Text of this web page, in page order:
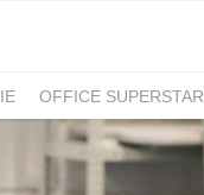
OFFICE SUPERSTAR